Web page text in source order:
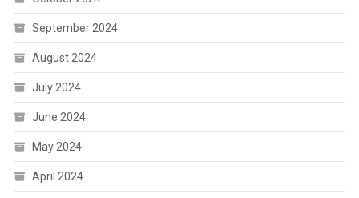
September 2024
August 2024
July 2024
June 2024
May 2024
April 2024